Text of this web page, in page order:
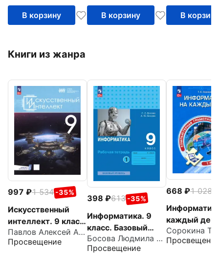
В корзину В корзину В корзину
Книги из жанра
997 1 534 -35%
Искусственный
интеллект. 9 класс.
Учебное пособие +
цифровое
Павлов Алексей Александрович
Просвещение
398 613 -35%
Информатика. 9
класс. Базовый
уровень. Рабочая
тетрадь. Часть 1
Босова Людмила Леонидовна
Просвещение
668 1 028
каждый
классы.